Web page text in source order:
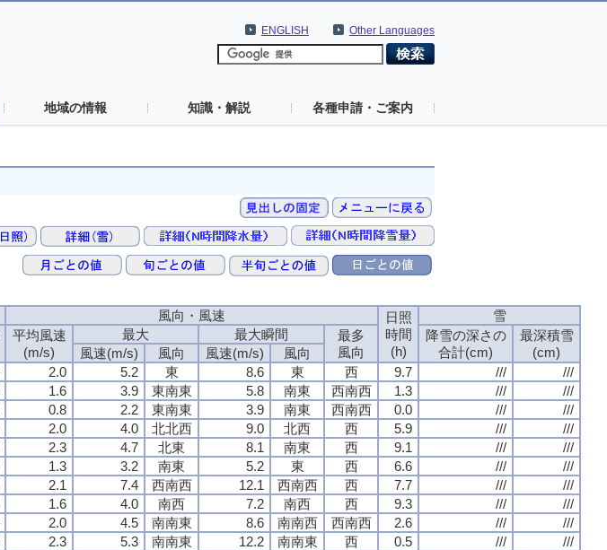
Other Languages
ENGLISH
地域の情報 知識・解説 各種申請・ご案内
風向・風速
日照
時間
(h)
雪
平均風速
(m/s)
最大 最大瞬間
最多
風向
降雪の深さの
合計(cm)
最深積雪
(cm)
風速(m/s) 風向 風速(m/s)
風向
2.0 5.2 東 8.6 東 西 9.7 ///
///
1.6 3.9 東南東 5.8 南東 西南西 1.3 ///
///
0.8 2.2 東南東 3.9 南東 西南西 0.0 ///
///
2.0 4.0 北北西 9.0 北西 西 5.9 ///
///
2.3 4.7 北東 8.1 南東 西 9.1 ///
///
1.3 3.2 南東 5.2 東 西 6.6 ///
///
2.1 7.4 西南西 12.1 西南西 西 7.7 ///
///
1.6 4.0 南西 7.2 南西 西 9.3 ///
///
2.0 4.5 南南東 8.6 南南西 西南西 2.6 ///
///
2.3 5.3 南南東 12.2 南南東 西 0.5 ///
///